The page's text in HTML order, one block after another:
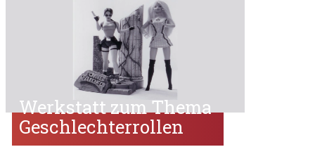
Werkstatt zum Thema
Geschlechterrollen